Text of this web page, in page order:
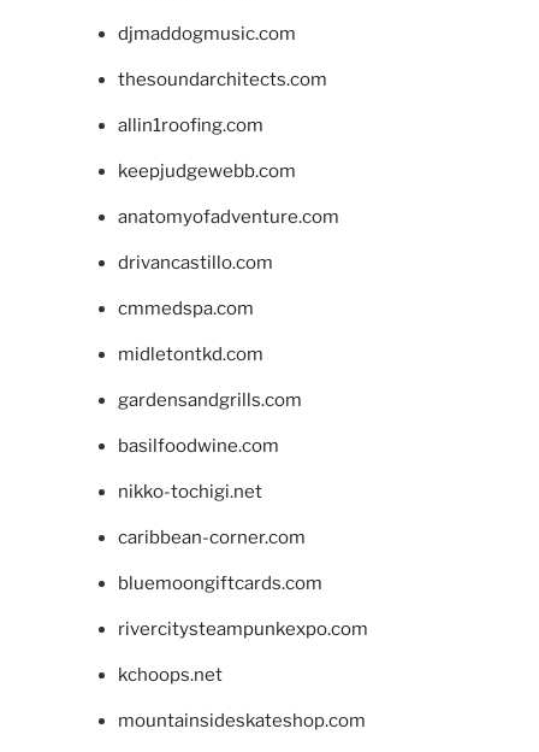
djmaddogmusic.com
thesoundarchitects.com
allin1roofing.com
keepjudgewebb.com
anatomyofadventure.com
drivancastillo.com
cmmedspa.com
midletontkd.com
gardensandgrills.com
basilfoodwine.com
nikko-tochigi.net
caribbean-corner.com
bluemoongiftcards.com
rivercitysteampunkexpo.com
kchoops.net
mountainsideskateshop.com